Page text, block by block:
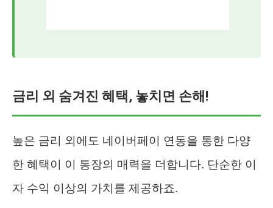
금리 외 숨겨진 혜택, 놓치면 손해!
높은 금리 외에도 네이버페이 연동을 통한 다양
한 혜택이 이 통장의 매력을 더합니다. 단순한 이
자 수익 이상의 가치를 제공하죠.